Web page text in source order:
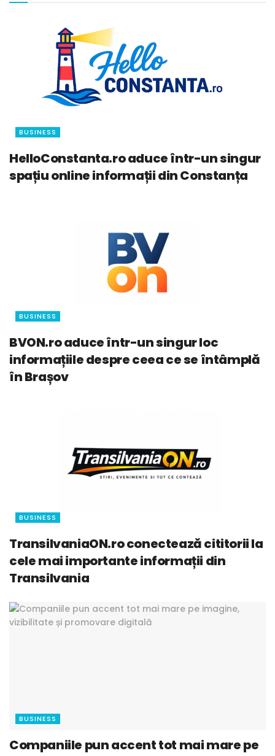
BUSINESS
HelloConstanta.ro aduce într-un singur
spațiu online informații din Constanța
BUSINESS
BVON.ro aduce într-un singur loc
informațiile despre ceea ce se întâmplă
în Brașov
BUSINESS
TransilvaniaON.ro conectează cititorii la
cele mai importante informații din
Transilvania
BUSINESS
Companiile pun accent tot mai mare pe